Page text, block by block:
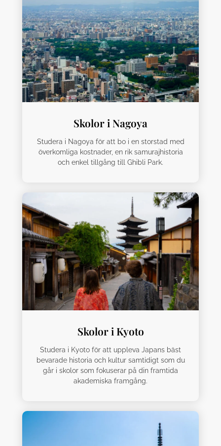
Skolor i Nagoya
Studera i Nagoya för att bo i en storstad med
överkomliga kostnader, en rik samurajhistoria
och enkel tillgång till Ghibli Park.
Skolor i Kyoto
Studera i Kyoto för att uppleva Japans bäst
bevarade historia och kultur samtidigt som du
går i skolor som fokuserar på din framtida
akademiska framgång.